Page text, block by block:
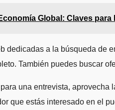
Global: Claves para
dedicadas a la búsqueda de
También puedes buscar
una entrevista,
que estás interesado en el